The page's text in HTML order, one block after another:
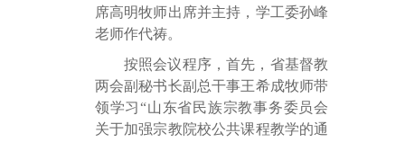
席高明牧师出席并主持，学工委孙峰
老师作代祷。
按照会议程序，首先，省基督教
两会副秘书长副总干事王希成牧师带
领学习“山东省民族宗教事务委员会
关于加强宗教院校公共课程教学的通